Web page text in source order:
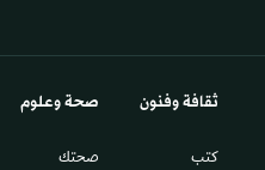
ثقافة وفنون
كتب
صحة وعلوم
صحتك